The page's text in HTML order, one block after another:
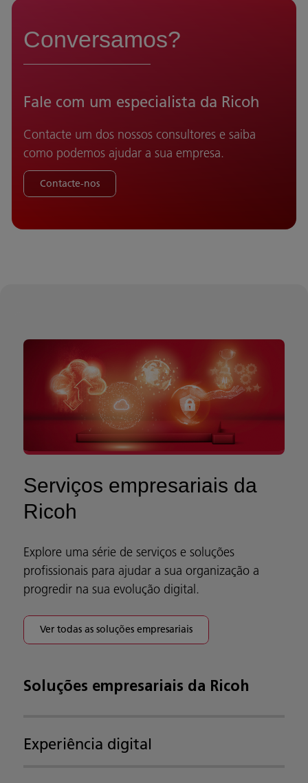
Conversamos?
Fale com um especialista da Ricoh
Contacte um dos nossos consultores e saiba
como podemos ajudar a sua empresa.
Contacte-nos
Serviços empresariais da
Ricoh
Explore uma série de serviços e soluções
profissionais para ajudar a sua organização a
progredir na sua evolução digital.
Ver todas as soluções empresariais
Soluções empresariais da Ricoh
Experiência digital